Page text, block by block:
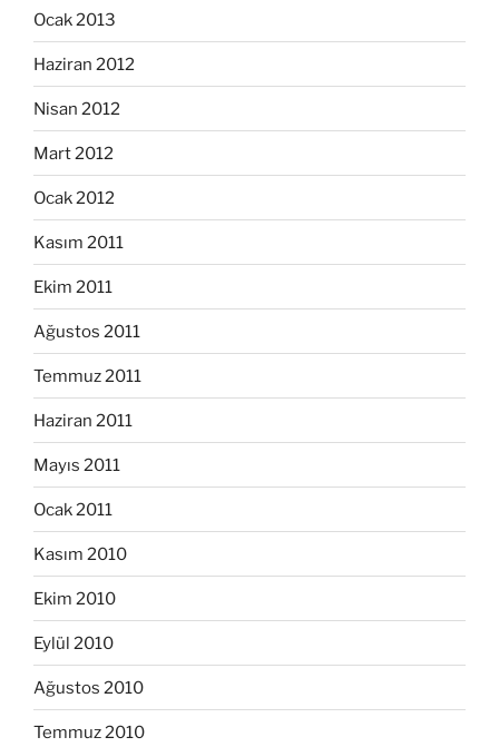
Ocak 2013
Haziran 2012
Nisan 2012
Mart 2012
Ocak 2012
Kasım 2011
Ekim 2011
Ağustos 2011
Temmuz 2011
Haziran 2011
Mayıs 2011
Ocak 2011
Kasım 2010
Ekim 2010
Eylül 2010
Ağustos 2010
Temmuz 2010